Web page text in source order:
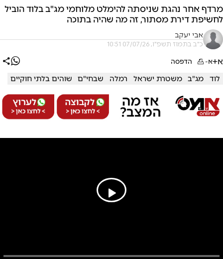
מרדף אחר נהגת שניסתה להימלט מלוחמי מג"ב בלוד הוביל
לחשיפת דירת מסתור, זה מה שהיה בתוכה
אבי יעקב
כ"ב בתמוז תשפ"ו, 07/07/26 10:51
א+א- הדפסה
לוד מג"ב משטרת ישראל רמלה שבחי"ם שוהים בלתי חוקיים